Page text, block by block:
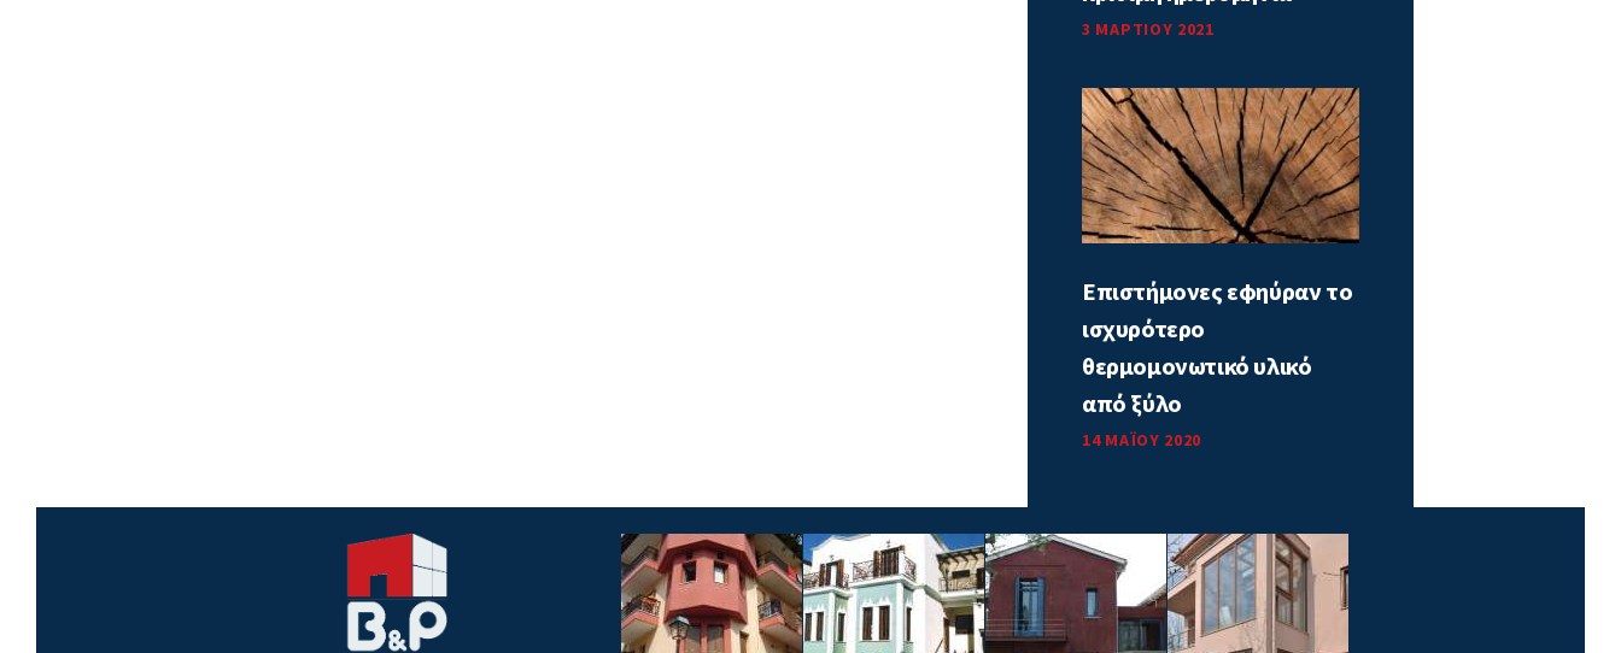
3 ΜΑΡΤΊΟΥ 2021
Επιστήμονες εφηύραν το
ισχυρότερο
θερμομονωτικό υλικό
από ξύλο
14 ΜΑΪ́ΟΥ 2020